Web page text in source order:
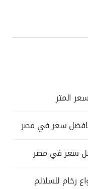
سعر في مصر